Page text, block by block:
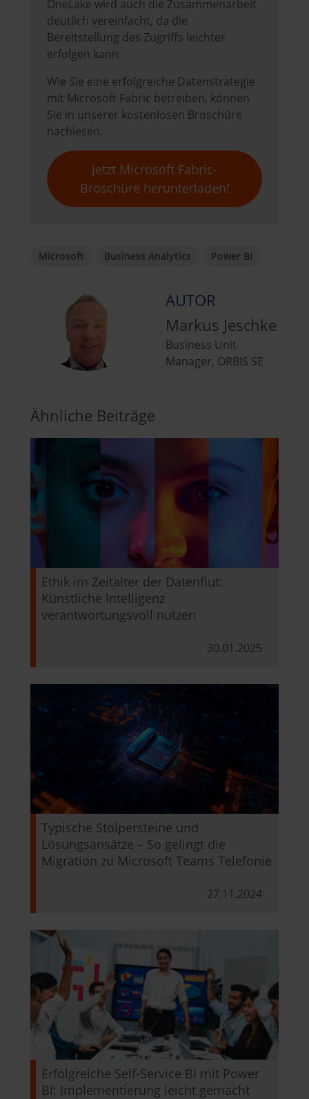
OneLake wird auch die Zusammenarbeit
deutlich vereinfacht, da die
Bereitstellung des Zugriffs leichter
erfolgen kann.
Wie Sie eine erfolgreiche Datenstrategie
mit Microsoft Fabric betreiben, können
Sie in unserer kostenlosen Broschüre
nachlesen.
Jetzt Microsoft Fabric-
Broschüre herunterladen!
Microsoft Business Analytics Power BI
AUTOR
Markus Jeschke
Business Unit
Manager, ORBIS SE
Ähnliche Beiträge
Ethik im Zeitalter der Datenflut:
Künstliche Intelligenz
verantwortungsvoll nutzen
30.01.2025
Typische Stolpersteine und
Lösungsansätze – So gelingt die
Migration zu Microsoft Teams Telefonie
27.11.2024
Erfolgreiche Self-Service BI mit Power
BI: Implementierung leicht gemacht